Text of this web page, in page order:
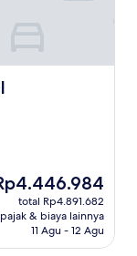
sekarang
total Rp4.891.682
& biaya lainnya
11 Agu - 12 Agu